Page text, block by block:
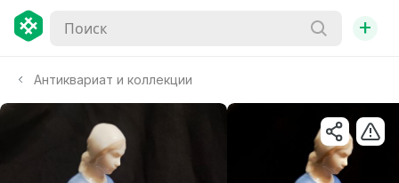
+
Антиквариат и коллекции